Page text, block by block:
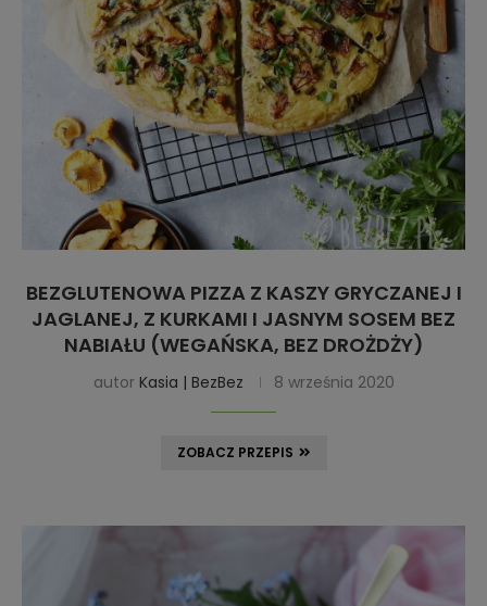
BEZGLUTENOWA PIZZA Z KASZY GRYCZANEJ I
JAGLANEJ, Z KURKAMI I JASNYM SOSEM BEZ
NABIAŁU (WEGAŃSKA, BEZ DROŻDŻY)
autor Kasia | BezBez 8 września 2020
ZOBACZ PRZEPIS